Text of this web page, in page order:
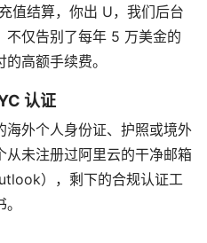
充值结算，你出 U，我们后台
不仅告别了每年 5 万美金的
高额手续费。
认证
海外个人身份证、护照或境外
从未注册过阿里云的干净邮箱
），剩下的合规认证工